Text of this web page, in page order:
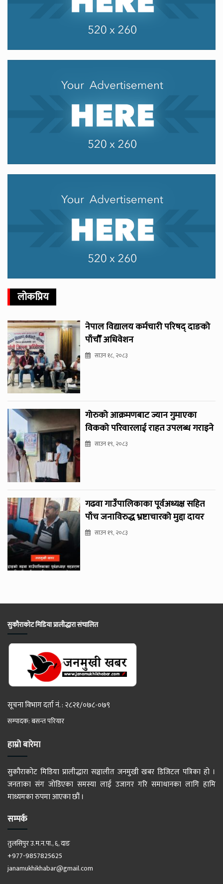
लोकप्रिय
नेपाल विद्यालय कर्मचारी परिषद् दाङको
पाँचौँ अधिवेशन
साउन १८, २०८३
गोरुको आक्रमणबाट ज्यान गुमाएका
विकको परिवारलाई राहत उपलब्ध गराइने
साउन १९, २०८३
गढवा गाउँपालिकाका पूर्वअध्यक्ष सहित
पाँच जनाविरुद्ध भ्रष्टाचारको मुद्दा दायर
साउन १९, २०८३
सुकौराकोट मिडिया प्रालीद्धारा संचालित
सूचना विभाग दर्ता नं. : २८२१/०७८-०७९
सम्पादक: बसन्त परियार
हाम्रो बारेमा
सुकौराकोट मिडिया प्रालीद्धारा सञ्चालीत जनमुखी खबर डिजिटल पत्रिका हो ।
जनताका संग जोडिएका समस्या लाई उजागर गरि समाधानका लागि हामि
माध्यमका रुपमा आएका छौं ।
सम्पर्क
तुलसिपुर उ.म.न.पा., ६, दाङ
+977-9857825625
janamukhikhabar@gmail.com